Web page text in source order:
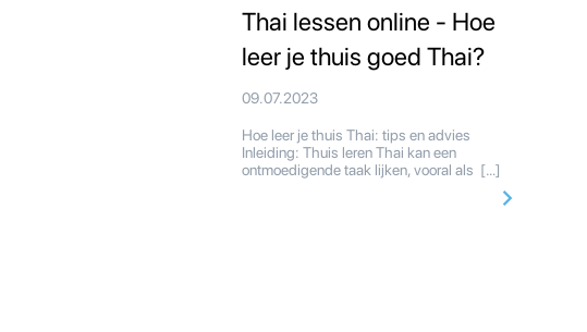
Thai lessen online - Hoe
leer je thuis goed Thai?
09.07.2023
Hoe leer je thuis Thai: tips en advies
Inleiding: Thuis leren Thai kan een
ontmoedigende taak lijken, vooral als […]